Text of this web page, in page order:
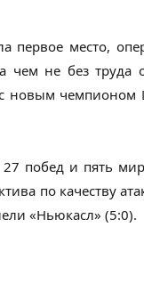
первое место,
чем не без труда
с новым
побед и пять
по качеству
«Ньюкасл» (5:0).